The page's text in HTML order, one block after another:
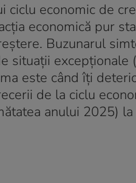
ciclu economic de
economică pur
Buzunarul
situații excepționale
este când îți
de la ciclu
anului 2025)